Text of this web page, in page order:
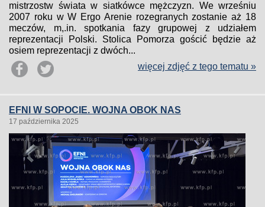
mistrzostw świata w siatkówce mężczyzn. We wrześniu
2007 roku w W Ergo Arenie rozegranych zostanie aż 18
meczów, m,.in. spotkania fazy grupowej z udziałem
reprezentacji Polski. Stolica Pomorza gościć będzie aż
osiem reprezentacji z dwóch...
więcej zdjęć z tego tematu »
EFNI W SOPOCIE. WOJNA OBOK NAS
17 października 2025